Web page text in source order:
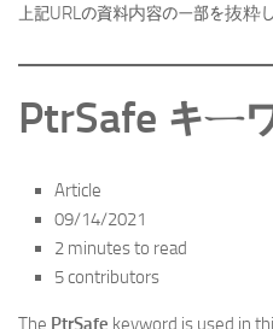
上記URLの資料内容の一部を抜粋し
PtrSafe キー
Article
09/14/2021
2 minutes to read
5 contributors
The PtrSafe keyword is used in